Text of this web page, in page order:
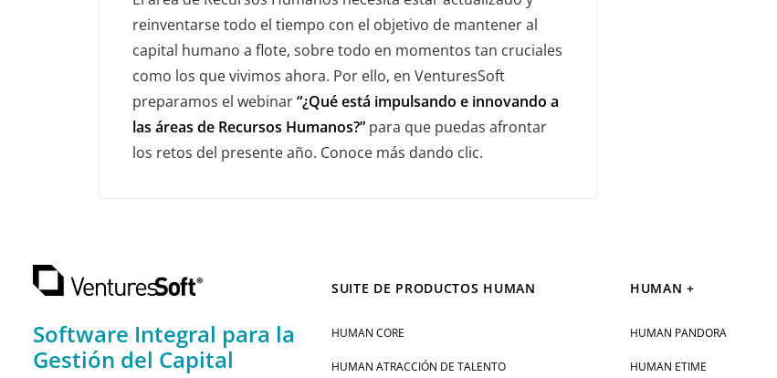
reinventarse todo el tiempo con el objetivo de mantener al
capital humano a flote, sobre todo en momentos tan cruciales
como los que vivimos ahora. Por ello, en VenturesSoft
preparamos el webinar“¿Qué está impulsando e innovando a
las áreas de Recursos Humanos?” para que puedas afrontar
los retos del presente año. Conoce más dando clic.
Software Integral para la
Gestión del Capital
SUITE DE PRODUCTOS HUMAN
HUMAN CORE
HUMAN ATRACCIÓN DE TALENTO
HUMAN +
HUMAN PANDORA
HUMAN ETIME